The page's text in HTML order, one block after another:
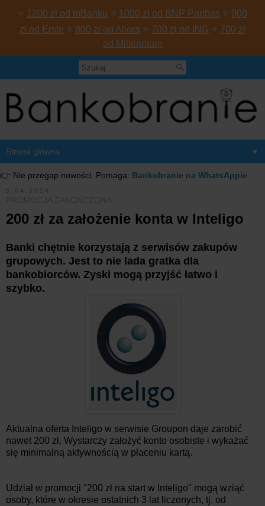
⭐ 1200 zł od mBanku ⭐ 1000 zł od BNP Paribas ⭐ 900
zł od Erste ⭐ 800 zł od Aliora ⭐ 700 zł od ING ⭐ 700 zł
od Millennium
▼
👉 Nie przegap nowości. Pomaga: Bankobranie na WhatsAppie
200 zł za założenie konta w Inteligo
Banki chętnie korzystają z serwisów zakupów
grupowych. Jest to nie lada gratka dla
bankobiorców. Zyski mogą przyjść łatwo i
szybko.
Aktualna oferta Inteligo w serwisie Groupon daje zarobić
nawet 200 zł. Wystarczy założyć konto osobiste i wykazać
się minimalną aktywnością w płaceniu kartą.
Udział w promocji "200 zł na start w Inteligo" mogą wziąć
osoby, które w okresie ostatnich 3 lat liczonych, tj. od